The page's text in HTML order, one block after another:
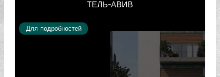
ТЕЛЬ-АВИВ
Для подробностей